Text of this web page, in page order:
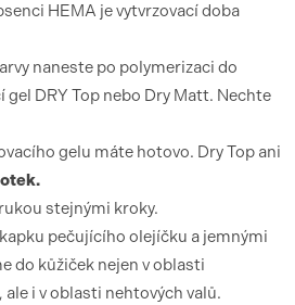
HEMA je vytvrzovací doba
naneste po polymerizaci do
DRY Top nebo Dry Matt. Nechte
gelu máte hotovo. Dry Top ani
stejnými kroky.
pečujícího olejíčku a jemnými
do kůžiček nejen v oblasti
i v oblasti nehtových valů.